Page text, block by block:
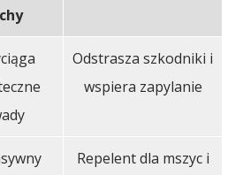
Odstrasza szkodniki i
wspiera zapylanie
Repelent dla mszyc i